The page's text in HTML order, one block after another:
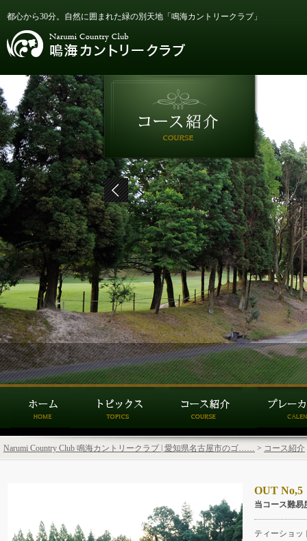
都心から30分。自然に囲まれた緑の別天地「鳴海カントリークラブ」
Narumi Country Club 鳴海カントリークラブ | 愛知県名古屋市のゴ…… > コース紹介
OUT No,5
当コース難易
ティーショッ